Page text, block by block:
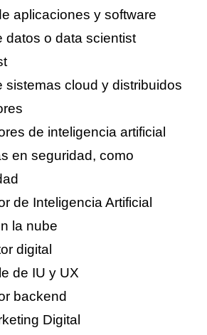
aplicaciones y software
datos o data scientist
sistemas cloud y distribuidos
de inteligencia artificial
en seguridad, como
de Inteligencia Artificial
la nube
digital
de IU y UX
backend
Digital